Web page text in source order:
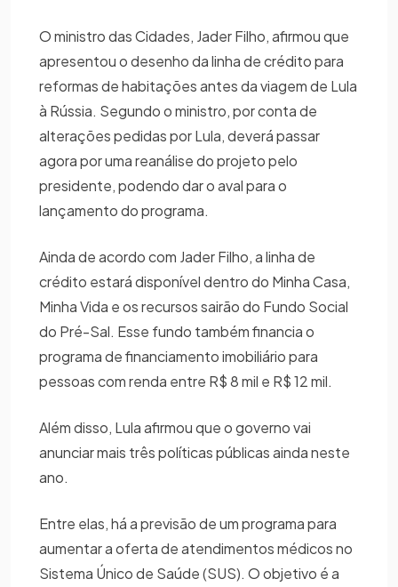
O ministro das Cidades, Jader Filho, afirmou que
apresentou o desenho da linha de crédito para
reformas de habitações antes da viagem de Lula
à Rússia. Segundo o ministro, por conta de
alterações pedidas por Lula, deverá passar
agora por uma reanálise do projeto pelo
presidente, podendo dar o aval para o
lançamento do programa.
Ainda de acordo com Jader Filho, a linha de
crédito estará disponível dentro do Minha Casa,
Minha Vida e os recursos sairão do Fundo Social
do Pré-Sal. Esse fundo também financia o
programa de financiamento imobiliário para
pessoas com renda entre R$ 8 mil e R$ 12 mil.
Além disso, Lula afirmou que o governo vai
anunciar mais três políticas públicas ainda neste
ano.
Entre elas, há a previsão de um programa para
aumentar a oferta de atendimentos médicos no
Sistema Único de Saúde (SUS). O objetivo é a